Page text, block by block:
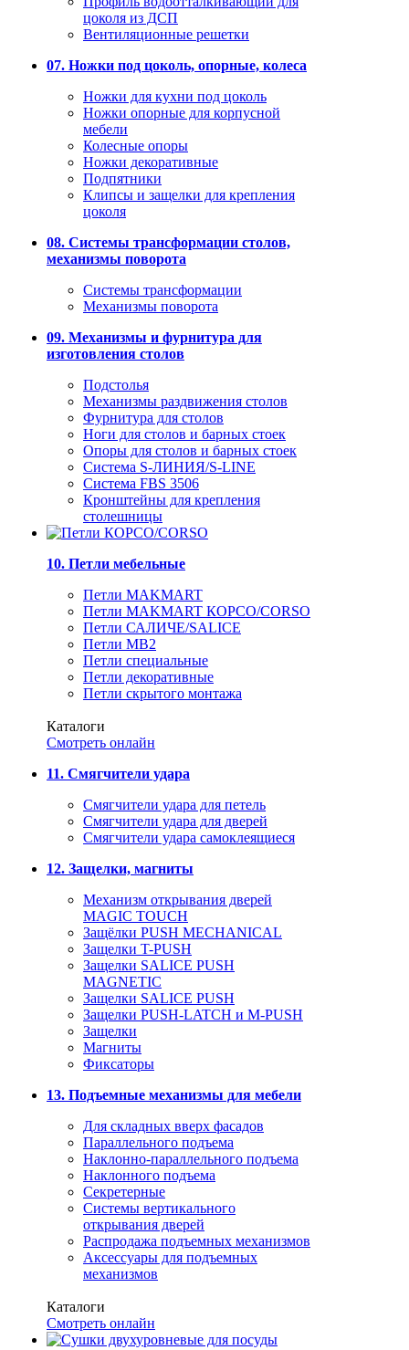
цоколя из ДСП
Вентиляционные решетки
07. Ножки под цоколь, опорные, колеса
Ножки для кухни под цоколь
Ножки опорные для корпусной
мебели
Колесные опоры
Ножки декоративные
Подпятники
Клипсы и защелки для крепления
цоколя
08. Системы трансформации столов,
механизмы поворота
Системы трансформации
Механизмы поворота
09. Механизмы и фурнитура для
изготовления столов
Подстолья
Механизмы раздвижения столов
Фурнитура для столов
Ноги для столов и барных стоек
Опоры для столов и барных стоек
Система S-ЛИНИЯ/S-LINE
Система FBS 3506
Кронштейны для крепления
столешницы
10. Петли мебельные
Петли MAKMART
Петли MAKMART КОРСО/CORSO
Петли САЛИЧЕ/SALICE
Петли MB2
Петли специальные
Петли декоративные
Петли скрытого монтажа
Каталоги
Смотреть онлайн
11. Смягчители удара
Смягчители удара для петель
Смягчители удара для дверей
Cмягчители удара самоклеящиеся
12. Защелки, магниты
Механизм открывания дверей
MAGIC TOUCH
Защёлки PUSH MECHANICAL
Защелки T-PUSH
Защелки SALICE PUSH
MAGNETIC
Защелки SALICE PUSH
Защелки PUSH-LATCH и M-PUSH
Защелки
Магниты
Фиксаторы
13. Подъемные механизмы для мебели
Для складных вверх фасадов
Параллельного подъема
Наклонно-параллельного подъема
Наклонного подъема
Секретерные
Системы вертикального
открывания дверей
Распродажа подъемных механизмов
Аксессуары для подъемных
механизмов
Каталоги
Смотреть онлайн